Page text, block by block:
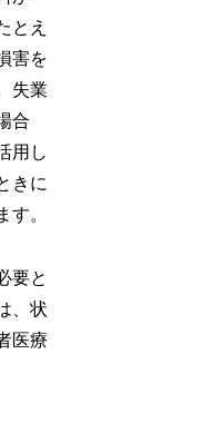
とえ
害を
失業
合
用し
きに
す。
要と
、状
医療